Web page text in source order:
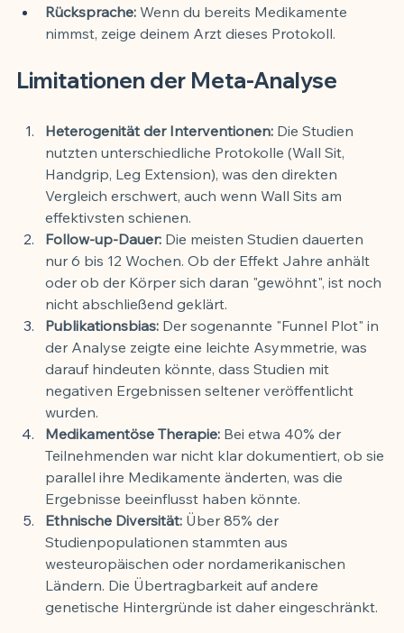
Rücksprache: Wenn du bereits Medikamente
nimmst, zeige deinem Arzt dieses Protokoll.
Limitationen der Meta-Analyse
Heterogenität der Interventionen: Die Studien
nutzten unterschiedliche Protokolle (Wall Sit,
Handgrip, Leg Extension), was den direkten
Vergleich erschwert, auch wenn Wall Sits am
effektivsten schienen.
Follow-up-Dauer: Die meisten Studien dauerten
nur 6 bis 12 Wochen. Ob der Effekt Jahre anhält
oder ob der Körper sich daran "gewöhnt", ist noch
nicht abschließend geklärt.
Publikationsbias: Der sogenannte "Funnel Plot" in
der Analyse zeigte eine leichte Asymmetrie, was
darauf hindeuten könnte, dass Studien mit
negativen Ergebnissen seltener veröffentlicht
wurden.
Medikamentöse Therapie: Bei etwa 40% der
Teilnehmenden war nicht klar dokumentiert, ob sie
parallel ihre Medikamente änderten, was die
Ergebnisse beeinflusst haben könnte.
Ethnische Diversität: Über 85% der
Studienpopulationen stammten aus
westeuropäischen oder nordamerikanischen
Ländern. Die Übertragbarkeit auf andere
genetische Hintergründe ist daher eingeschränkt.